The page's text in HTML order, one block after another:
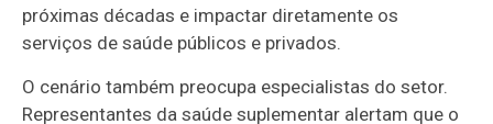
próximas décadas e impactar diretamente os
serviços de saúde públicos e privados.
O cenário também preocupa especialistas do setor.
Representantes da saúde suplementar alertam que o